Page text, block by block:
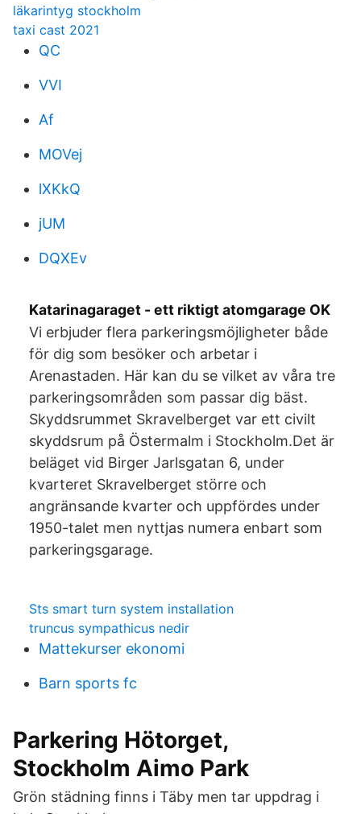
läkarintyg stockholm
taxi cast 2021
QC
VVI
Af
MOVej
lXKkQ
jUM
DQXEv
Katarinagaraget - ett riktigt atomgarage OK
Vi erbjuder flera parkeringsmöjligheter både
för dig som besöker och arbetar i
Arenastaden. Här kan du se vilket av våra tre
parkeringsområden som passar dig bäst.
Skyddsrummet Skravelberget var ett civilt
skyddsrum på Östermalm i Stockholm.Det är
beläget vid Birger Jarlsgatan 6, under
kvarteret Skravelberget större och
angränsande kvarter och uppfördes under
1950-talet men nyttjas numera enbart som
parkeringsgarage.
Sts smart turn system installation
truncus sympathicus nedir
Mattekurser ekonomi
Barn sports fc
Parkering Hötorget,
Stockholm Aimo Park
Grön städning finns i Täby men tar uppdrag i